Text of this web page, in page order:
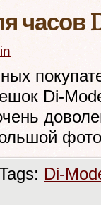
часов
Di-
Di-